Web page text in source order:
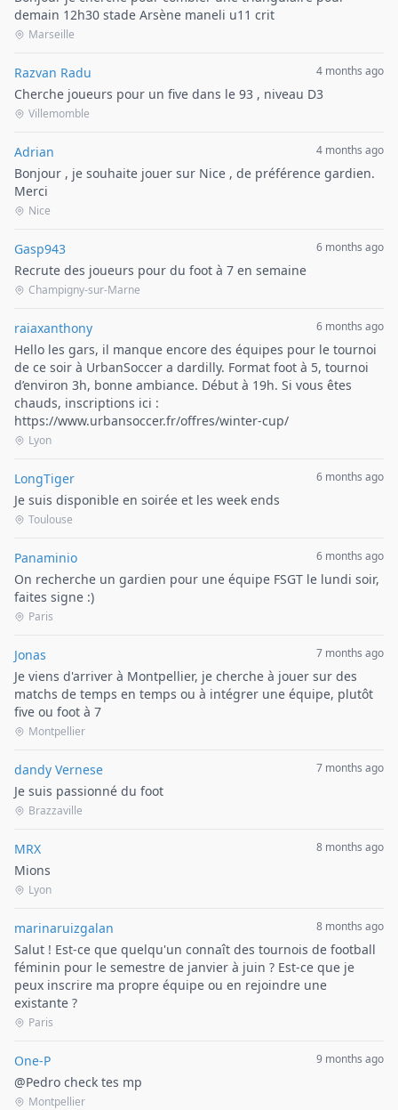
demain 12h30 stade Arsène maneli u11 crit
Marseille
Razvan Radu 4 months ago
Cherche joueurs pour un five dans le 93 , niveau D3
Villemomble
Adrian 4 months ago
Bonjour , je souhaite jouer sur Nice , de préférence gardien.
Merci
Nice
Gasp943 6 months ago
Recrute des joueurs pour du foot à 7 en semaine
Champigny-sur-Marne
raiaxanthony 6 months ago
Hello les gars, il manque encore des équipes pour le tournoi
de ce soir à UrbanSoccer a dardilly. Format foot à 5, tournoi
d’environ 3h, bonne ambiance. Début à 19h. Si vous êtes
chauds, inscriptions ici :
https://www.urbansoccer.fr/offres/winter-cup/
Lyon
LongTiger 6 months ago
Je suis disponible en soirée et les week ends
Toulouse
Panaminio 6 months ago
On recherche un gardien pour une équipe FSGT le lundi soir,
faites signe :)
Paris
Jonas 7 months ago
Je viens d'arriver à Montpellier, je cherche à jouer sur des
matchs de temps en temps ou à intégrer une équipe, plutôt
five ou foot à 7
Montpellier
dandy Vernese 7 months ago
Je suis passionné du foot
Brazzaville
MRX 8 months ago
Mions
Lyon
marinaruizgalan 8 months ago
Salut ! Est-ce que quelqu'un connaît des tournois de football
féminin pour le semestre de janvier à juin ? Est-ce que je
peux inscrire ma propre équipe ou en rejoindre une
existante ?
Paris
One-P 9 months ago
@Pedro check tes mp
Montpellier